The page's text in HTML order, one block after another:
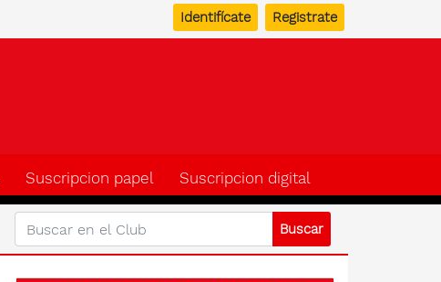
Identifícate Registrate
Suscripcion papel Suscripcion digital